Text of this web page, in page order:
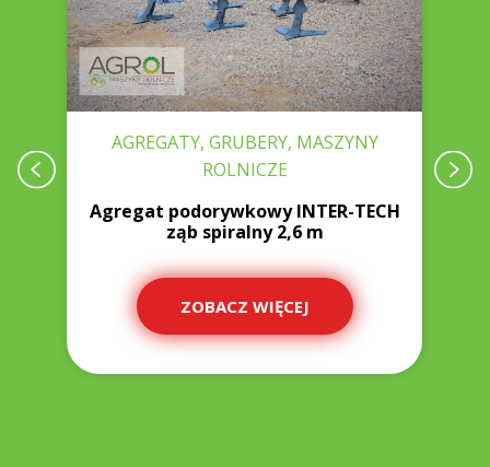
AGREGATY, GRUBERY, MASZYNY
ROLNICZE
Agregat podorywkowy INTER-TECH
ząb spiralny 2,6 m
ZOBACZ WIĘCEJ